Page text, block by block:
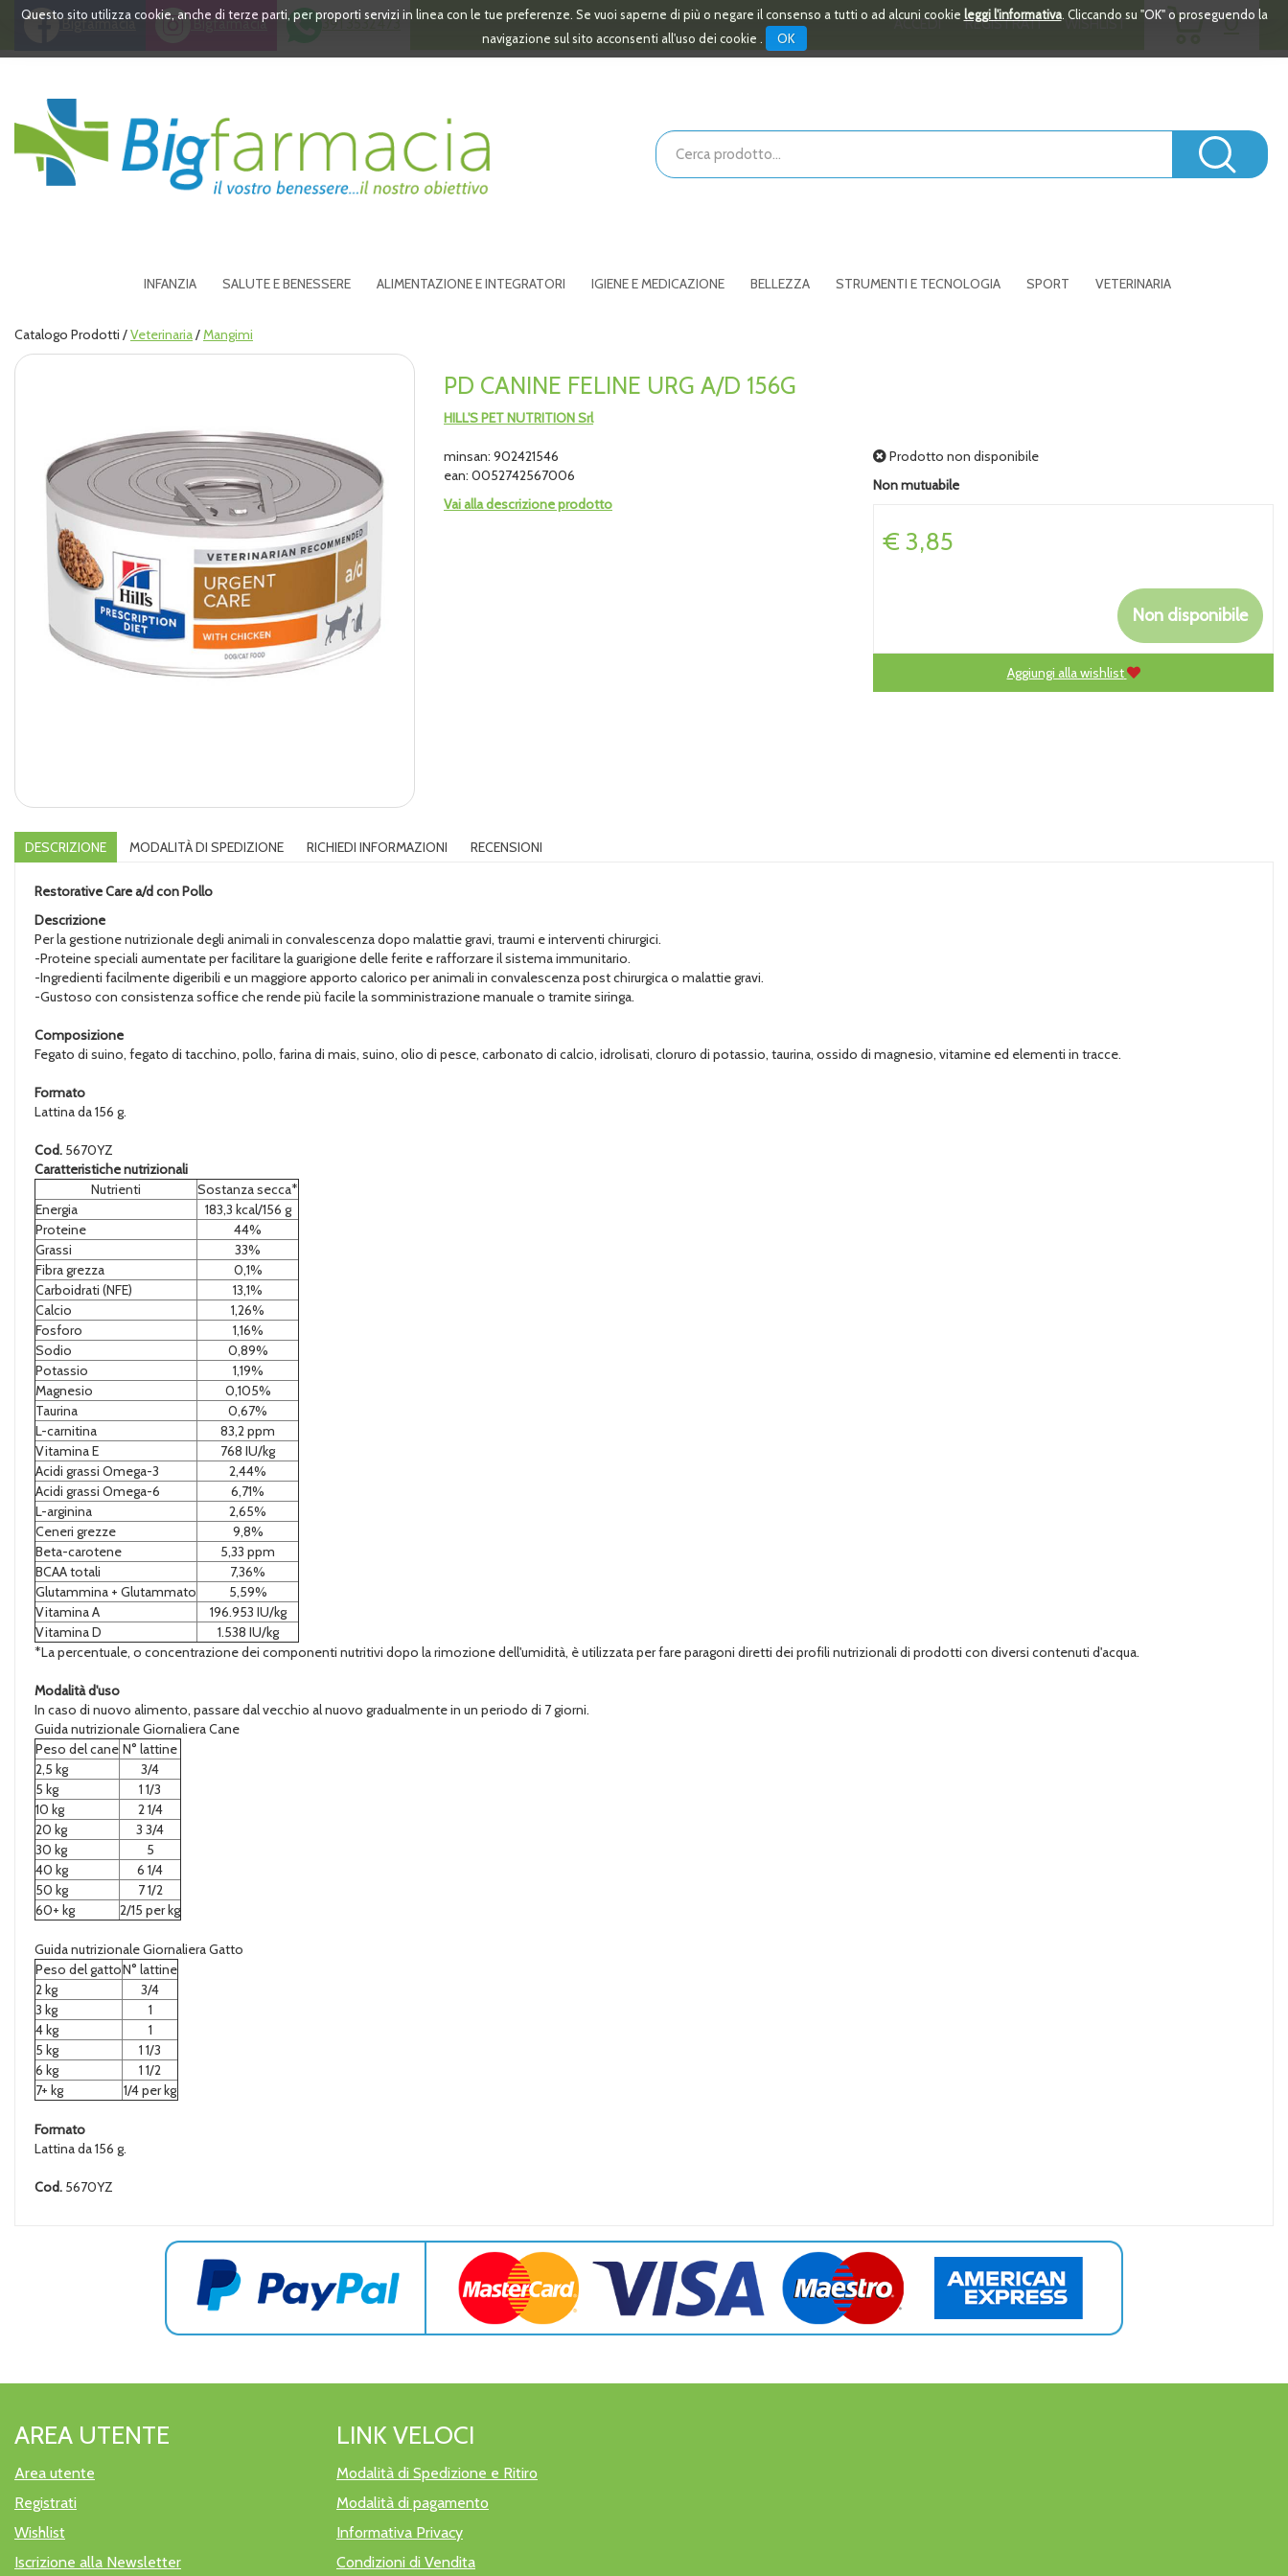
PassaQuesto sito utilizza cookie, anche di terze parti, per proporti servizi in linea con le tue preferenze. Se vuoi saperne di più o negare il consenso a tutti o ad alcuni cookie leggi l'informativa. Cliccando su "OK" o proseguendo la
navigazione sul sito acconsenti all'uso dei cookie .
OK
Bigfarmacia Bigfarmacia 391 3532473 ACCEDI REGISTRATI WISHLIST 0
ARTICOLI
Bigfarmacia
Cerca
Prodotto
INFANZIA SALUTE E BENESSERE ALIMENTAZIONE E INTEGRATORI IGIENE E MEDICAZIONE BELLEZZA STRUMENTI E TECNOLOGIA SPORT VETERINARIA
Catalogo Prodotti /Veterinaria/Mangimi
PD CANINE FELINE URG A/D 156G
HILL'S PET NUTRITION Srl
minsan: 902421546
ean: 0052742567006
Vai alla descrizione prodotto
Prodotto non disponibile
Non mutuabile
Prezzo
€ 3,85
Non disponibile
Aggiungi alla wishlist
DESCRIZIONE MODALITÀ DI SPEDIZIONE RICHIEDI INFORMAZIONI RECENSIONI
Restorative Care a/d con Pollo
Descrizione
Per la gestione nutrizionale degli animali in convalescenza dopo malattie gravi, traumi e interventi chirurgici.
-Proteine speciali aumentate per facilitare la guarigione delle ferite e rafforzare il sistema immunitario.
-Ingredienti facilmente digeribili e un maggiore apporto calorico per animali in convalescenza post chirurgica o malattie gravi.
-Gustoso con consistenza soffice che rende più facile la somministrazione manuale o tramite siringa.
Composizione
Fegato di suino, fegato di tacchino, pollo, farina di mais, suino, olio di pesce, carbonato di calcio, idrolisati, cloruro di potassio, taurina, ossido di magnesio, vitamine ed elementi in tracce.
Formato
Lattina da 156 g.
Cod. 5670YZ
Caratteristiche nutrizionali
Nutrienti
Sostanza secca*
Energia
183,3 kcal/156 g
Proteine
44%
Grassi
33%
Fibra grezza
0,1%
Carboidrati (NFE)
13,1%
Calcio
1,26%
Fosforo
1,16%
Sodio
0,89%
Potassio
1,19%
Magnesio
0,105%
Taurina
0,67%
L-carnitina
83,2 ppm
Vitamina E
768 IU/kg
Acidi grassi Omega-3
2,44%
Acidi grassi Omega-6
6,71%
L-arginina
2,65%
Ceneri grezze
9,8%
Beta-carotene
5,33 ppm
BCAA totali
7,36%
Glutammina + Glutammato
5,59%
Vitamina A
196.953 IU/kg
Vitamina D
1.538 IU/kg
*La percentuale, o concentrazione dei componenti nutritivi dopo la rimozione dell'umidità, è utilizzata per fare paragoni diretti dei profili nutrizionali di prodotti con diversi contenuti d'acqua.
Modalità d'uso
In caso di nuovo alimento, passare dal vecchio al nuovo gradualmente in un periodo di 7 giorni.
Guida nutrizionale Giornaliera Cane
Peso del cane N° lattine
2,5 kg
3/4
5 kg
1 1/3
10 kg
2 1/4
20 kg
3 3/4
30 kg
5
40 kg
6 1/4
50 kg
7 1/2
60+ kg
2/15 per kg
Guida nutrizionale Giornaliera Gatto
Peso del gattoN° lattine
2 kg
3/4
3 kg
1
4 kg
1
5 kg
1 1/3
6 kg
1 1/2
7+ kg
1/4 per kg
Formato
Lattina da 156 g.
Cod. 5670YZ
AREA UTENTE
Area utente
Registrati
Wishlist
Iscrizione alla Newsletter
LINK VELOCI
Modalità di Spedizione e Ritiro
Modalità di pagamento
Informativa Privacy
Condizioni di Vendita